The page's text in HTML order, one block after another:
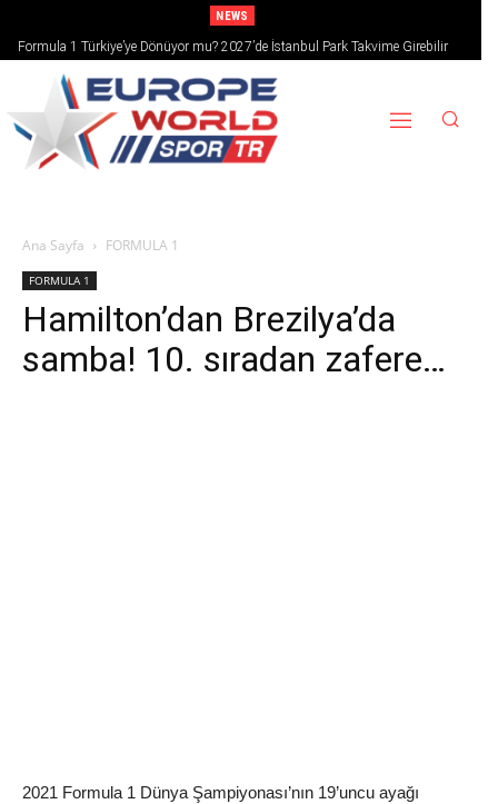
NEWS
Formula 1 Türkiye’ye Dönüyor mu? 2027’de İstanbul Park Takvime Girebilir
Ana Sayfa FORMULA 1
FORMULA 1
Hamilton’dan Brezilya’da
samba! 10. sıradan zafere…
2021 Formula 1 Dünya Şampiyonası’nın 19’uncu ayağı